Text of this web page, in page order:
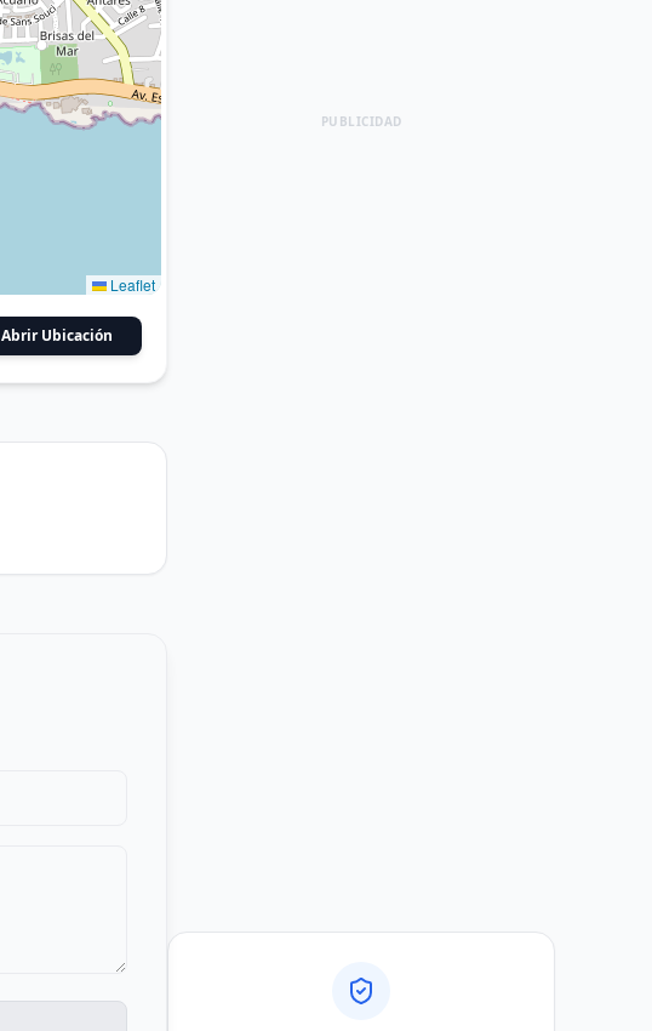
Leaflet
Abrir Ubicación
PUBLICIDAD